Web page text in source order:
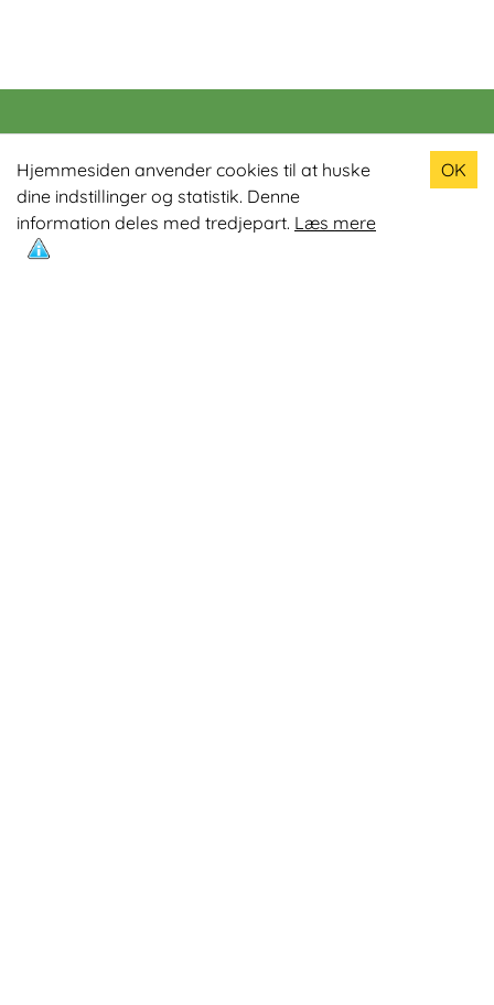
Hjemmesiden anvender cookies til at huske
dine indstillinger og statistik. Denne
information deles med tredjepart. Læs mere
OK
Populære produkter
Odin R900 Romaskine
Odin S900 Spinningcykel